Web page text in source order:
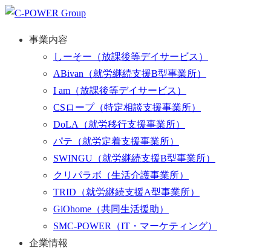
事業内容
しーそー （放課後等デイサービス）
ABivan （就労継続支援B型事業所）
I am （放課後等デイサービス）
CSロープ（特定相談支援事業所）
DoLA
（就労移行支援事業所）
パテ （就労定着支援事業所）
SWINGU （就労継続支援B型事業所）
クリパラボ （生活介護事業所）
TRID （就労継続支援A型事業所）
GiOhome （共同生活援助）
SMC-POWER
（IT・マーケティング）
企業情報